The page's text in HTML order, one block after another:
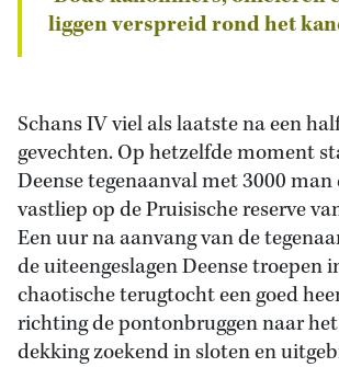
liggen verspreid rond het
Schans IV viel als laatste na een
gevechten. Op hetzelfde moment
Deense tegenaanval met 3000
vastliep op de Pruisische reserve
Een uur na aanvang van de
de uiteengeslagen Deense troepen
chaotische terugtocht een goed
richting de pontonbruggen naar
dekking zoekend in sloten en